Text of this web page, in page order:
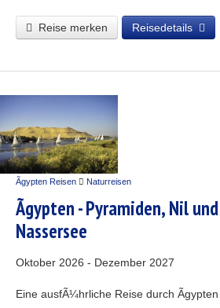
Reise merken Reisedetails
Ãgypten Reisen Naturreisen
Ãgypten - Pyramiden, Nil und
Nassersee
Oktober 2026 - Dezember 2027
Eine ausfÃ¼hrliche Reise durch Ãgypten